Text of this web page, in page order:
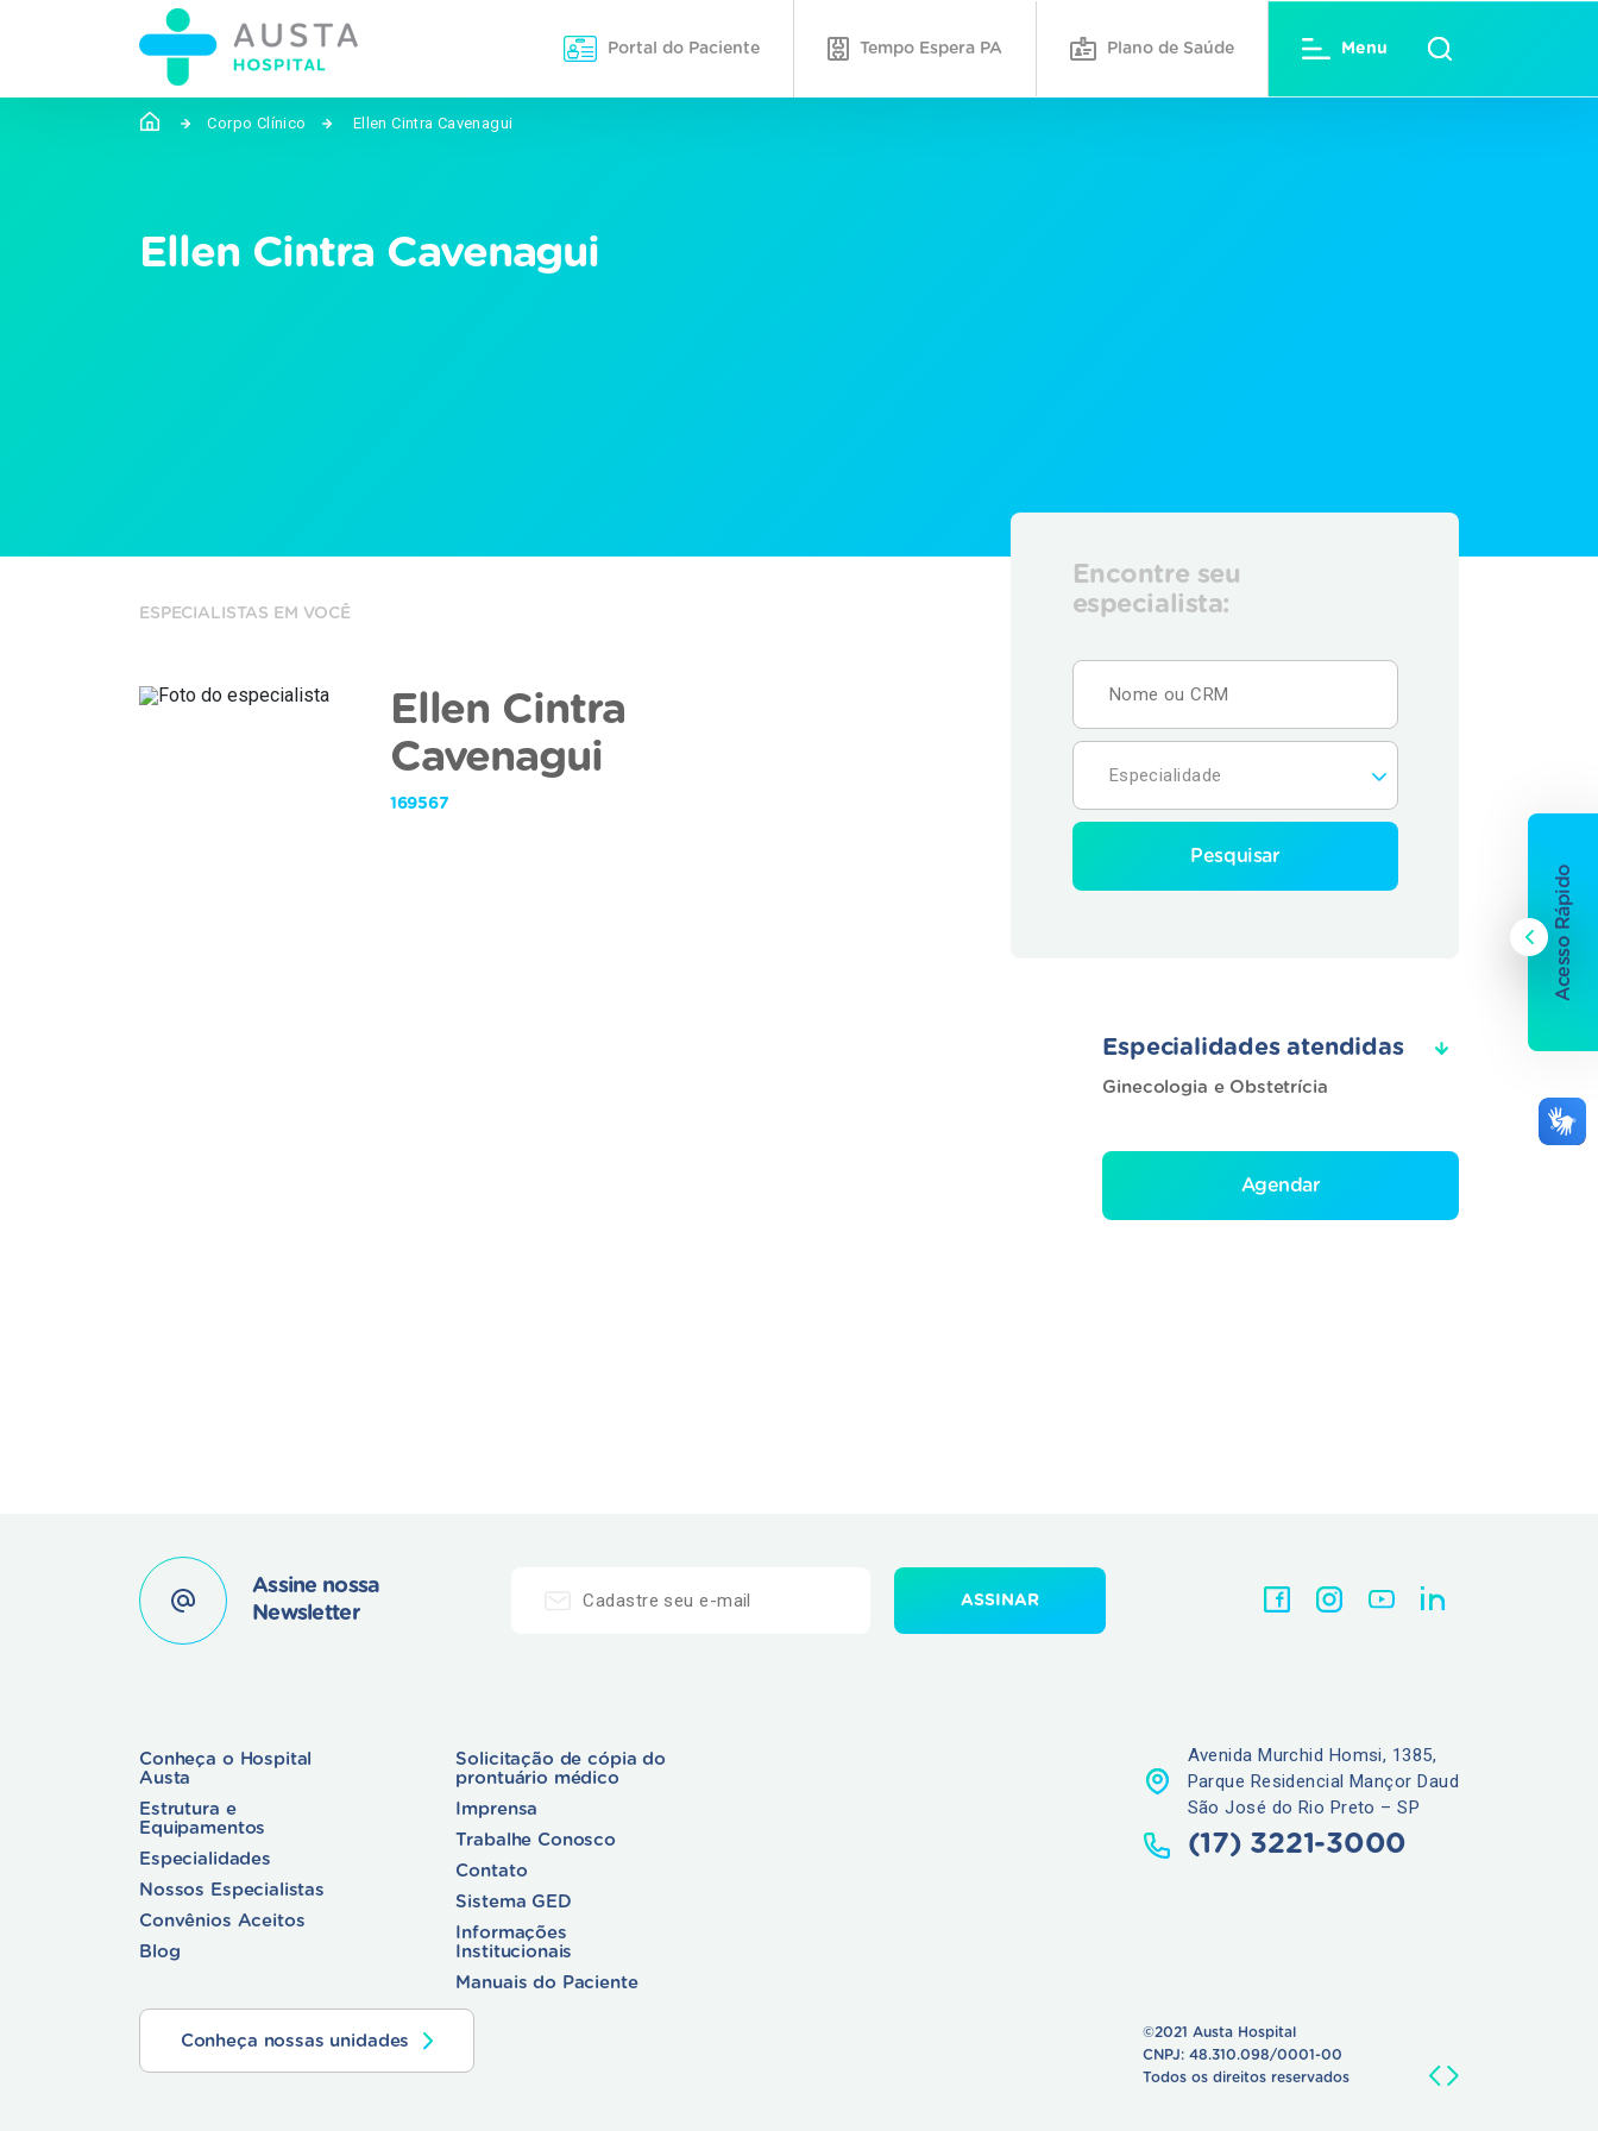
Portal do Paciente Tempo Espera PA Plano de Saúde Menu
Acesso Rápido
Corpo Clínico Ellen Cintra Cavenagui
Ellen Cintra Cavenagui
ESPECIALISTAS EM VOCÊ
Ellen Cintra
Cavenagui
169567
Encontre seu
especialista:
Pesquisar
Especialidades atendidas
Ginecologia e Obstetrícia
Agendar
Assine nossa
Newsletter
Conheça o Hospital
Austa
Estrutura e
Equipamentos
Especialidades
Nossos Especialistas
Convênios Aceitos
Blog
Conheça nossas unidades
Solicitação de cópia do
prontuário médico
Imprensa
Trabalhe Conosco
Contato
Sistema GED
Informações
Institucionais
Manuais do Paciente
Avenida Murchid Homsi, 1385,
Parque Residencial Mançor Daud
São José do Rio Preto – SP
(17) 3221-3000
©2021 Austa Hospital
CNPJ: 48.310.098/0001-00
Todos os direitos reservados